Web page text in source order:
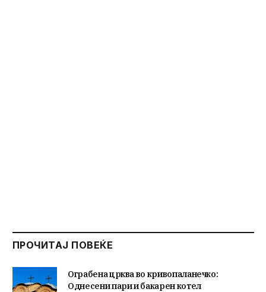
ПРОЧИТАЈ ПОВЕЌЕ
Ограбена црква во кривопаланечко:
Однесени пари и бакарен котел